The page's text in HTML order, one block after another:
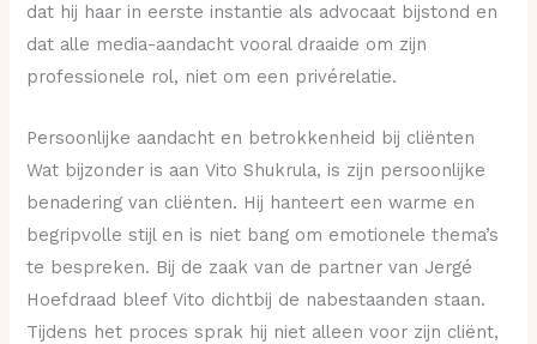
dat hij haar in eerste instantie als advocaat bijstond en
dat alle media-aandacht vooral draaide om zijn
professionele rol, niet om een privérelatie.
Persoonlijke aandacht en betrokkenheid bij cliënten
Wat bijzonder is aan Vito Shukrula, is zijn persoonlijke
benadering van cliënten. Hij hanteert een warme en
begripvolle stijl en is niet bang om emotionele thema’s
te bespreken. Bij de zaak van de partner van Jergé
Hoefdraad bleef Vito dichtbij de nabestaanden staan.
Tijdens het proces sprak hij niet alleen voor zijn cliënt,